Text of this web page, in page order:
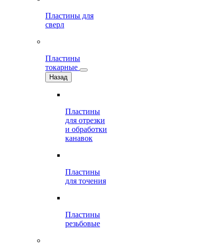
Пластины для
сверл
Пластины
токарные
Назад
Пластины
для отрезки
и обработки
канавок
Пластины
для точения
Пластины
резьбовые